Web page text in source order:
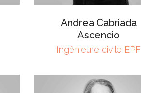
Andrea Cabriada
Ascencio
Ingénieure civile EPF